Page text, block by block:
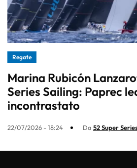
Regate
Marina Rubicón
Series Sailing: Paprec
incontrastato
22/07/2026 - 18:24 Da 52 Super